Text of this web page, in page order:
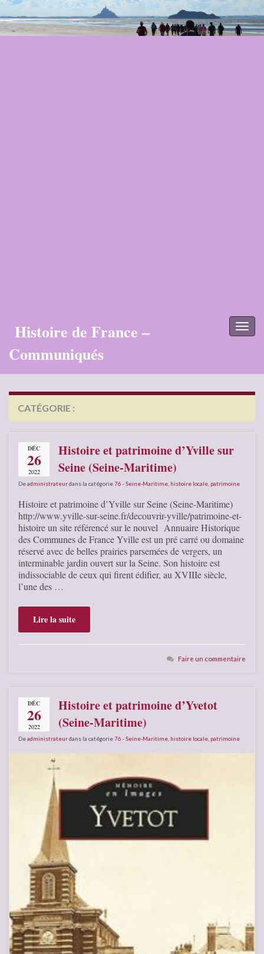
Histoire de France –
Communiqués
CATÉGORIE :
DÉC
26
2022
Histoire et patrimoine d’Yville sur
Seine (Seine-Maritime)
Deadministrateurdans la catégorie76 - Seine-Maritime histoire locale patrimoine
Histoire et patrimoine d’Yville sur Seine (Seine-Maritime)
http://www.yville-sur-seine.fr/decouvrir-yville/patrimoine-et-
histoire un site référencé sur le nouvel Annuaire Historique
des Communes de France Yville est un pré carré ou domaine
réservé avec de belles prairies parsemées de vergers, un
interminable jardin ouvert sur la Seine. Son histoire est
indissociable de ceux qui firent édifier, au XVIIIe siècle,
l’une des …
Lire la suite
Faire un commentaire
DÉC
26
2022
Histoire et patrimoine d’Yvetot
(Seine-Maritime)
Deadministrateurdans la catégorie76 - Seine-Maritime histoire locale patrimoine